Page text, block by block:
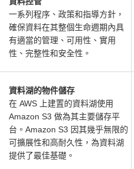
一系列程序、政策和指導方針，
確保資料在其整個生命週期內具
有適當的管理、可用性、實用
性、完整性和安全性。
資料湖的物件儲存
在 AWS 上建置的資料湖使用
Amazon S3 做為其主要儲存平
台。Amazon S3 因其幾乎無限的
可擴展性和高耐久性，為資料湖
提供了最佳基礎。